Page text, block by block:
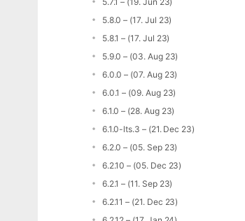
5.8.0 – (17. Jul 23)
5.8.1 – (17. Jul 23)
5.9.0 – (03. Aug 23)
6.0.0 – (07. Aug 23)
6.0.1 – (09. Aug 23)
6.1.0 – (28. Aug 23)
6.1.0-lts.3 – (21. Dec 23)
6.2.0 – (05. Sep 23)
6.2.10 – (05. Dec 23)
6.2.1 – (11. Sep 23)
6.2.11 – (21. Dec 23)